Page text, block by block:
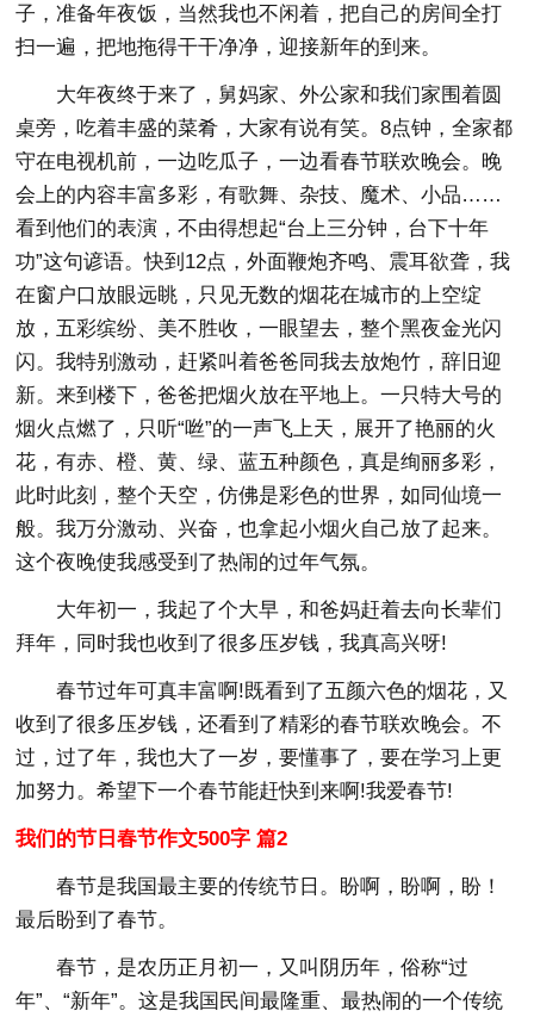
子，准备年夜饭，当然我也不闲着，把自己的房间全打
扫一遍，把地拖得干干净净，迎接新年的到来。
大年夜终于来了，舅妈家、外公家和我们家围着圆
桌旁，吃着丰盛的菜肴，大家有说有笑。8点钟，全家都
守在电视机前，一边吃瓜子，一边看春节联欢晚会。晚
会上的内容丰富多彩，有歌舞、杂技、魔术、小品……
看到他们的表演，不由得想起“台上三分钟，台下十年
功”这句谚语。快到12点，外面鞭炮齐鸣、震耳欲聋，我
在窗户口放眼远眺，只见无数的烟花在城市的上空绽
放，五彩缤纷、美不胜收，一眼望去，整个黑夜金光闪
闪。我特别激动，赶紧叫着爸爸同我去放炮竹，辞旧迎
新。来到楼下，爸爸把烟火放在平地上。一只特大号的
烟火点燃了，只听“咝”的一声飞上天，展开了艳丽的火
花，有赤、橙、黄、绿、蓝五种颜色，真是绚丽多彩，
此时此刻，整个天空，仿佛是彩色的世界，如同仙境一
般。我万分激动、兴奋，也拿起小烟火自己放了起来。
这个夜晚使我感受到了热闹的过年气氛。
大年初一，我起了个大早，和爸妈赶着去向长辈们
拜年，同时我也收到了很多压岁钱，我真高兴呀!
春节过年可真丰富啊!既看到了五颜六色的烟花，又
收到了很多压岁钱，还看到了精彩的春节联欢晚会。不
过，过了年，我也大了一岁，要懂事了，要在学习上更
加努力。希望下一个春节能赶快到来啊!我爱春节!
我们的节日春节作文500字 篇2
春节是我国最主要的传统节日。盼啊，盼啊，盼！
最后盼到了春节。
春节，是农历正月初一，又叫阴历年，俗称“过
年”、“新年”。这是我国民间最隆重、最热闹的一个传统